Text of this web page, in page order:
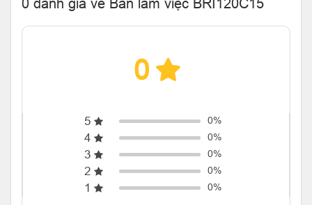
0 đánh giá về Bàn làm việc BRI120C15
0
5 0%
4 0%
3 0%
2 0%
1 0%